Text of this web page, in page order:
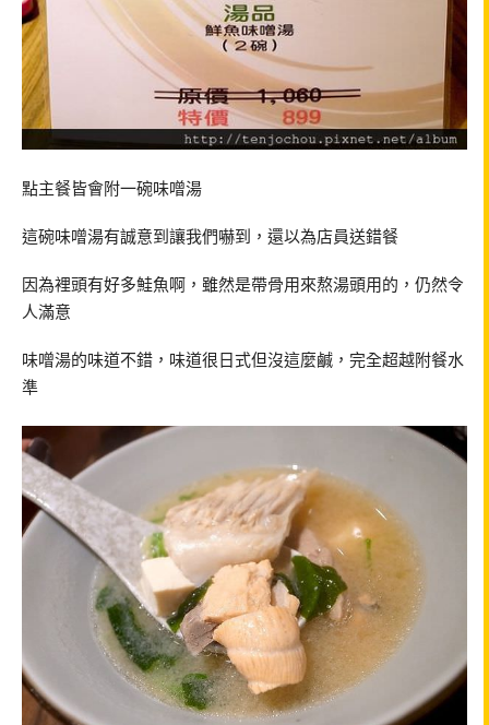
點主餐皆會附一碗味噌湯
這碗味噌湯有誠意到讓我們嚇到，還以為店員送錯餐
因為裡頭有好多鮭魚啊，雖然是帶骨用來熬湯頭用的，仍然令
人滿意
味噌湯的味道不錯，味道很日式但沒這麼鹹，完全超越附餐水
準